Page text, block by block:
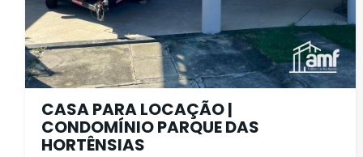
CASA PARA LOCAÇÃO |
CONDOMÍNIO PARQUE DAS
HORTÊNSIAS